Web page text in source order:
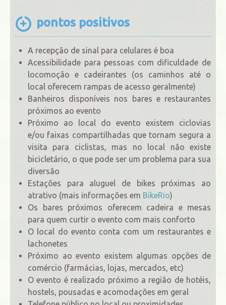
pontos positivos
A recepção de sinal para celulares é boa
Acessibilidade para pessoas com dificuldade de
locomoção e cadeirantes (os caminhos até o
local oferecem rampas de acesso geralmente)
Banheiros disponíveis nos bares e restaurantes
próximos ao evento
Próximo ao local do evento existem ciclovias
e/ou faixas compartilhadas que tornam segura a
visita para ciclistas, mas no local não existe
bicicletário, o que pode ser um problema para sua
diversão
Estações para aluguel de bikes próximas ao
atrativo (mais informações em BikeRio)
Os bares próximos oferecem cadeira e mesas
para quem curtir o evento com mais conforto
O local do evento conta com um restaurantes e
lachonetes
Próximo ao evento existem algumas opções de
comércio (farmácias, lojas, mercados, etc)
O evento é realizado próximo a região de hotéis,
hostels, pousadas e acomodações em geral